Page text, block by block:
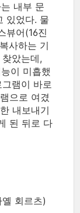
내부 문
있었다. 물
뷰어(16진
사하는 기
았는데,
이 미흡했
램이 바로
으로 여겼
내보내기
된 뒤로 다
회르츠)